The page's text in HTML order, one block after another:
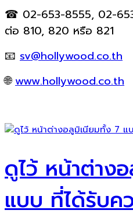
☎ 02-653-8555, 02-
ต่อ 810, 820 หรือ 821
📧 sv@hollywood.co.th
🌐 www.hollywood.co.th
ดูไว้ หน้าต่าง
แบบ ที่ได้รับ